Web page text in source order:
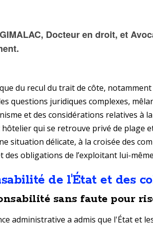
Docteur en droit, et
du recul du trait de côte,
questions juridiques complexes,
et des considérations relatives à
qui se retrouve privé de plage
situation délicate, à la croisée des
obligations de l’exploitant lui-
de l'État et des
sans faute pour
administrative a admis que l'État et